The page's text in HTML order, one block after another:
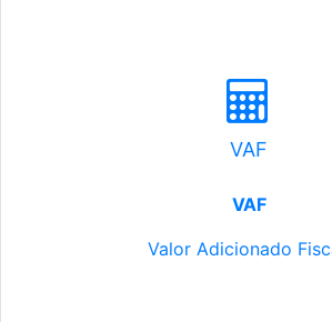
VAF
VAF
Valor Adicionado